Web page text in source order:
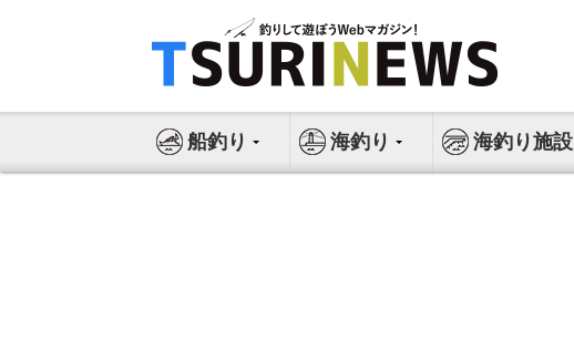
ス
船釣り 海釣り 海釣り施設